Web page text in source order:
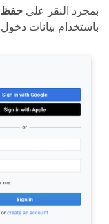
بمجرد النقر على حفظ
باستخدام بيانات دخول Dropbox مباشرة من موقعنا.